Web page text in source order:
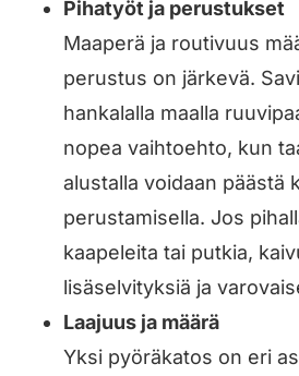
Pihatyöt ja perustukset
Maaperä ja routivuus
perustus on järkevä.
hankalalla maalla
nopea vaihtoehto, kun
alustalla voidaan päästä
perustamisella. Jos
kaapeleita tai putkia,
lisäselvityksiä ja
Laajuus ja määrä
Yksi pyöräkatos on eri